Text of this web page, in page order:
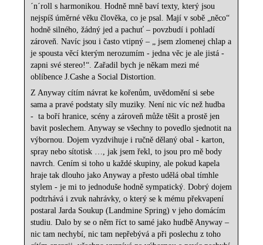
´n´roll s harmonikou. Hodně mně baví texty, který jsou
nejspíš úměrné věku člověka, co je psal. Mají v sobě „něco“
hodně silného, žádný jed a pachuť – povzbudí i pohladí
zároveň. Navíc jsou i často vtipný – „ jsem zlomenej chlap a
je spousta věcí kterým nerozumím - jedna věc je ale jistá -
zapni své stereo!“. Zařadil bych je někam mezi mé
oblíbence J.Cashe a Social Distortion.
Z Anyway cítím návrat ke kořenům, uvědomění si sebe
sama a pravé podstaty síly muziky. Není nic víc než hudba
- ta boří hranice, scény a zároveň může těšit a prostě jen
bavit poslechem. Anyway se všechny to povedlo sjednotit na
výbornou. Dojem vyzdvihuje i ručně dělaný obal - karton,
spray nebo sítotisk …, jak jsem řekl, to jsou pro mě body
navrch. Cením si toho u každé skupiny, ale pokud kapela
hraje tak dlouho jako Anyway a přesto udělá obal tímhle
stylem - je mi to jednoduše hodně sympatický. Dobrý dojem
podtrhává i zvuk nahrávky, o který se k mému překvapení
postaral Jarda Soukup (Landmine Spring) v jeho domácím
studiu. Dalo by se o něm říct to samé jako hudbě Anyway –
nic tam nechybí, nic tam nepřebývá a při poslechu z toho